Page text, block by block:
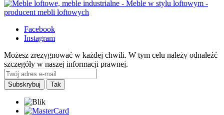
Facebook
Instagram
Możesz zrezygnować w każdej chwili. W tym celu należy odnaleźć
szczegóły w naszej informacji prawnej.